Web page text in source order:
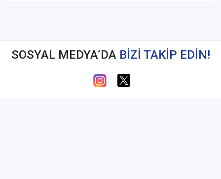
SOSYAL MEDYA’DA BİZİ TAKİP EDİN!